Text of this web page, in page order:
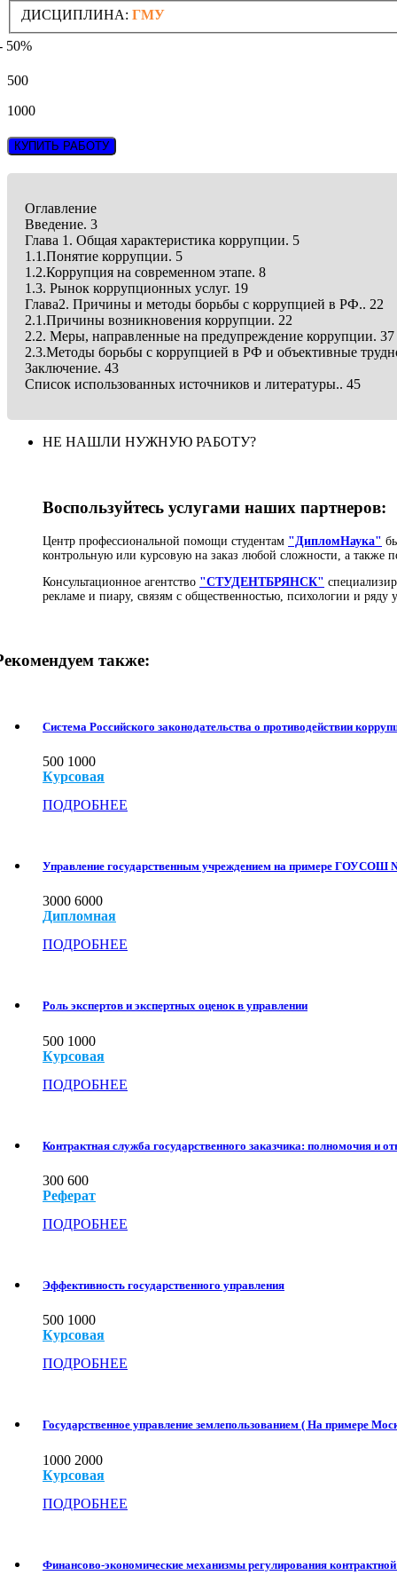
ДИСЦИПЛИНА: ГМУ
50%
500
1000
КУПИТЬ РАБОТУ
Оглавление
Введение. 3
Глава 1. Общая характеристика коррупции. 5
1.1.Понятие коррупции. 5
1.2.Коррупция на современном этапе. 8
1.3. Рынок коррупционных услуг. 19
Глава2. Причины и методы борьбы с коррупцией в РФ.. 22
2.1.Причины возникновения коррупции. 22
2.2. Меры, направленные на предупреждение коррупции. 37
2.3.Методы борьбы с коррупцией в РФ и объективные
Заключение. 43
Список использованных источников и литературы.. 45
НЕ НАШЛИ НУЖНУЮ РАБОТУ?
Воспользуйтесь услугами наших партнеров:
Центр профессиональной помощи студентам "ДипломНаука"
контрольную или курсовую на заказ любой сложности, а также
Консультационное агентство "СТУДЕНТБРЯНСК"
рекламе и пиару, связям с общественностью, психологии и ряду
также:
Система Российского законодательства о противодействии
500 1000
Курсовая
ПОДРОБНЕЕ
Управление государственным учреждением на примере ГОУСОШ
3000 6000
Дипломная
ПОДРОБНЕЕ
Роль экспертов и экспертных оценок в управлении
500 1000
Курсовая
ПОДРОБНЕЕ
Контрактная служба государственного заказчика: полномочия и
300 600
Реферат
ПОДРОБНЕЕ
Эффективность государственного управления
500 1000
Курсовая
ПОДРОБНЕЕ
Государственное управление землепользованием ( На примере
1000 2000
Курсовая
ПОДРОБНЕЕ
Финансово-экономические механизмы регулирования